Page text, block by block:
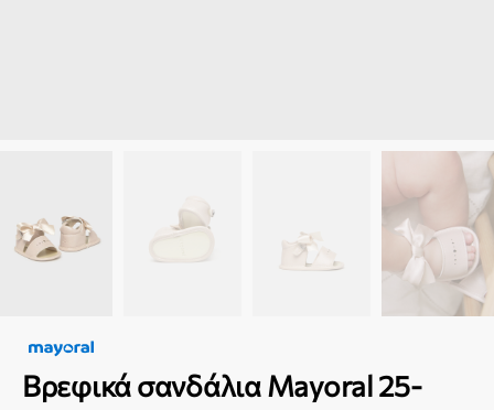
Βρεφικά σανδάλια Mayoral 25-